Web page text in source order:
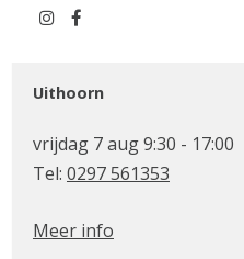
Uithoorn
vrijdag 7 aug 9:30 - 17:00
Tel: 0297 561353
Meer info